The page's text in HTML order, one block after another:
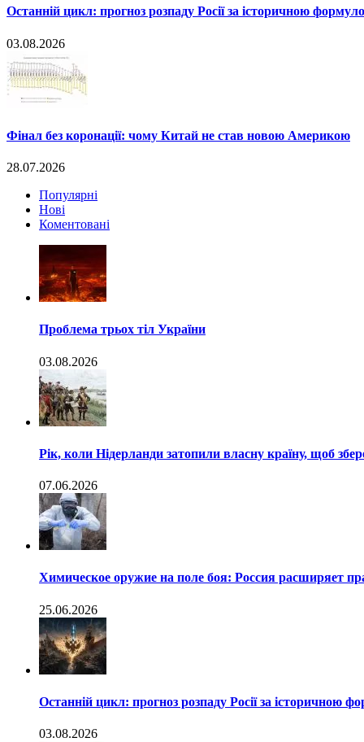
Останній цикл: прогноз розпаду Росії за історичною
03.08.2026
Фінал без коронації: чому Китай не став новою Америкою
28.07.2026
Популярні
Нові
Коментовані
Проблема трьох тіл України
03.08.2026
Рік, коли Нідерланди затопили власну країну, щоб
07.06.2026
Химическое оружие на поле боя: Россия расширяет
25.06.2026
Останній цикл: прогноз розпаду Росії за історичною
03.08.2026